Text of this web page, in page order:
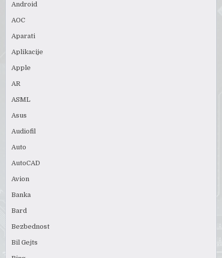
Android
AOC
Aparati
Aplikacije
Apple
AR
ASML
Asus
Audiofil
Auto
AutoCAD
Avion
Banka
Bard
Bezbednost
Bil Gejts